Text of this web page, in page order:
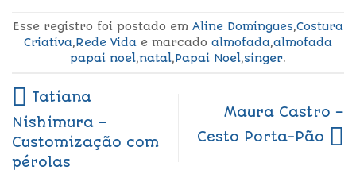
Esse registro foi postado em Aline Domingues,Costura
Criativa,Rede Vida e marcado almofada,almofada
papai noel,natal,Papai Noel,singer.
Tatiana
Nishimura –
Customização com
pérolas
Maura Castro –
Cesto Porta-Pão